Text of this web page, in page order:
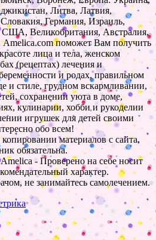
Литва, Латвия,
Германия, Израиль,
США, Великобритания, Австралия,
поможет Вам получить
лица и тела, женском
(рецептах) лечения и
и родах, правильном
и стиле, грудном вскармливании,
сохранении уюта в доме,
кулинарии, хобби и рукоделии
игрушек для детей своими
обо всем!
материалов с сайта,
обязательна.
- Проверено на себе носит
характер.
не занимайтесь самолечением.